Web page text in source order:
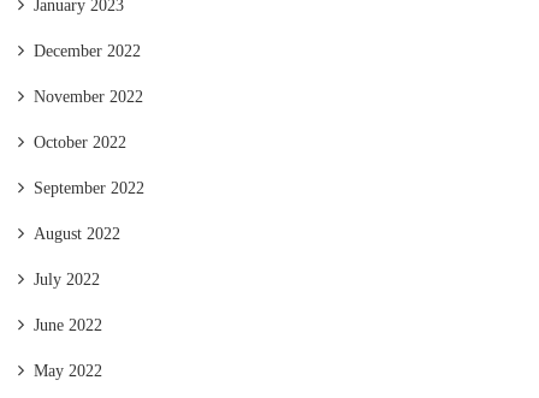
January 2023
December 2022
November 2022
October 2022
September 2022
August 2022
July 2022
June 2022
May 2022